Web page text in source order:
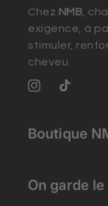
Chez NMB ,
exigence, à
stimuler,
cheveu.
InstagramTikTok
Boutique
On garde